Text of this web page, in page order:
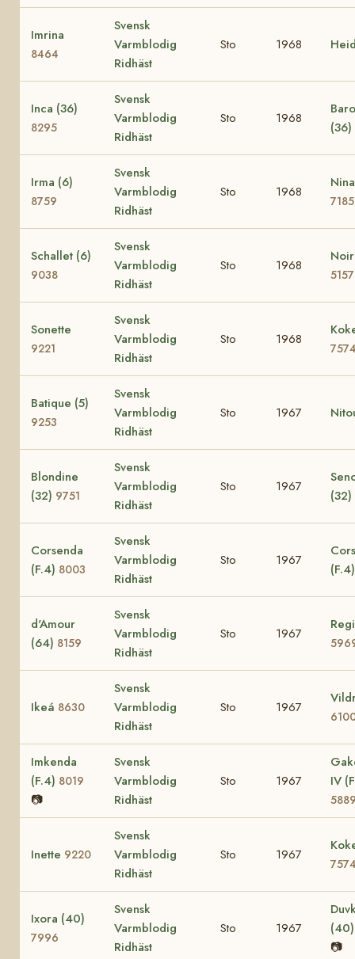
Imrina
8464
Svensk
Varmblodig
Ridhäst
Sto 1968
Inca (36)
8295
Svensk
Varmblodig
Ridhäst
Sto 1968
(36)
Irma (6)
8759
Svensk
Varmblodig
Ridhäst
Sto 1968
7185
Schallet (6)
9038
Svensk
Varmblodig
Ridhäst
Sto 1968
5157
Sonette
9221
Svensk
Varmblodig
Ridhäst
Sto 1968
Batique (5)
9253
Svensk
Varmblodig
Ridhäst
Sto 1967
Blondine
(32) 9751
Svensk
Varmblodig
Ridhäst
Sto 1967
(32)
Corsenda
(F.4) 8003
Svensk
Varmblodig
Ridhäst
Sto 1967
d'Amour
(64) 8159
Svensk
Varmblodig
Ridhäst
Sto 1967
Ikeá 8630
Svensk
Varmblodig
Ridhäst
Sto 1967
Imkenda
(F.4) 8019
📷
Svensk
Varmblodig
Ridhäst
Sto 1967
IV
Inette 9220
Svensk
Varmblodig
Ridhäst
Sto 1967
Ixora (40)
7996
Svensk
Varmblodig
Ridhäst
Sto 1967
📷